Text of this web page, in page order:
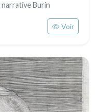
Burin
Voir